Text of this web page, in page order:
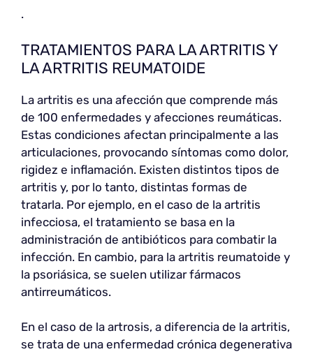
.
TRATAMIENTOS PARA LA ARTRITIS Y
LA ARTRITIS REUMATOIDE
La artritis es una afección que comprende más
de 100 enfermedades y afecciones reumáticas.
Estas condiciones afectan principalmente a las
articulaciones, provocando síntomas como dolor,
rigidez e inflamación. Existen distintos tipos de
artritis y, por lo tanto, distintas formas de
tratarla. Por ejemplo, en el caso de la artritis
infecciosa, el tratamiento se basa en la
administración de antibióticos para combatir la
infección. En cambio, para la artritis reumatoide y
la psoriásica, se suelen utilizar fármacos
antirreumáticos.
En el caso de la artrosis, a diferencia de la artritis,
se trata de una enfermedad crónica degenerativa